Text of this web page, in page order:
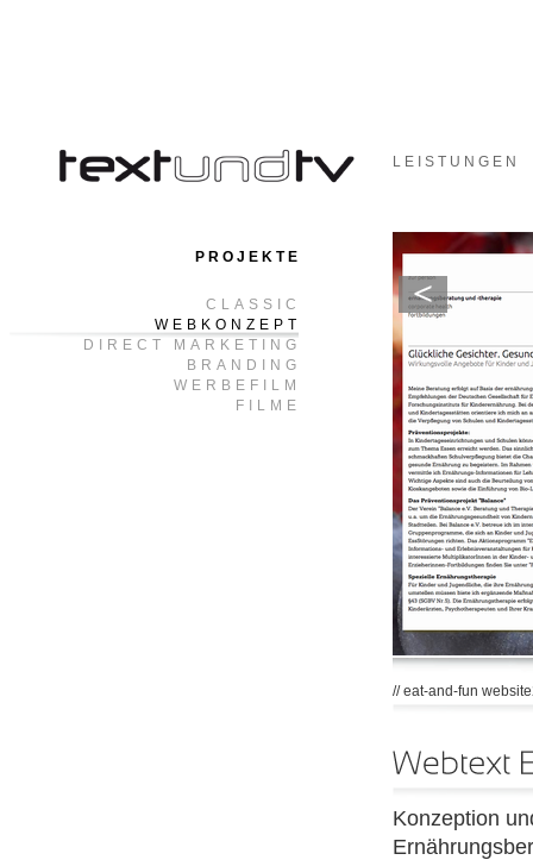
LEISTUNGEN
PROJEKTE
CLASSIC
WEBKONZEPT
DIRECT MARKETING
BRANDING
WERBEFILM
FILME
// eat-and-fun
Konzeption